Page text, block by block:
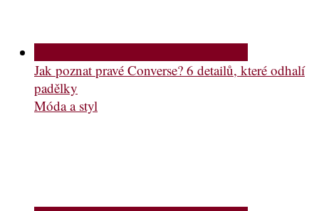
Jak poznat pravé Converse? 6 detailů, které odhalí
padělky
Móda a styl